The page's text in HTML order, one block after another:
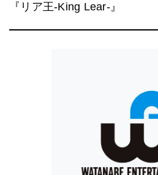
『リア王-King Lear-』